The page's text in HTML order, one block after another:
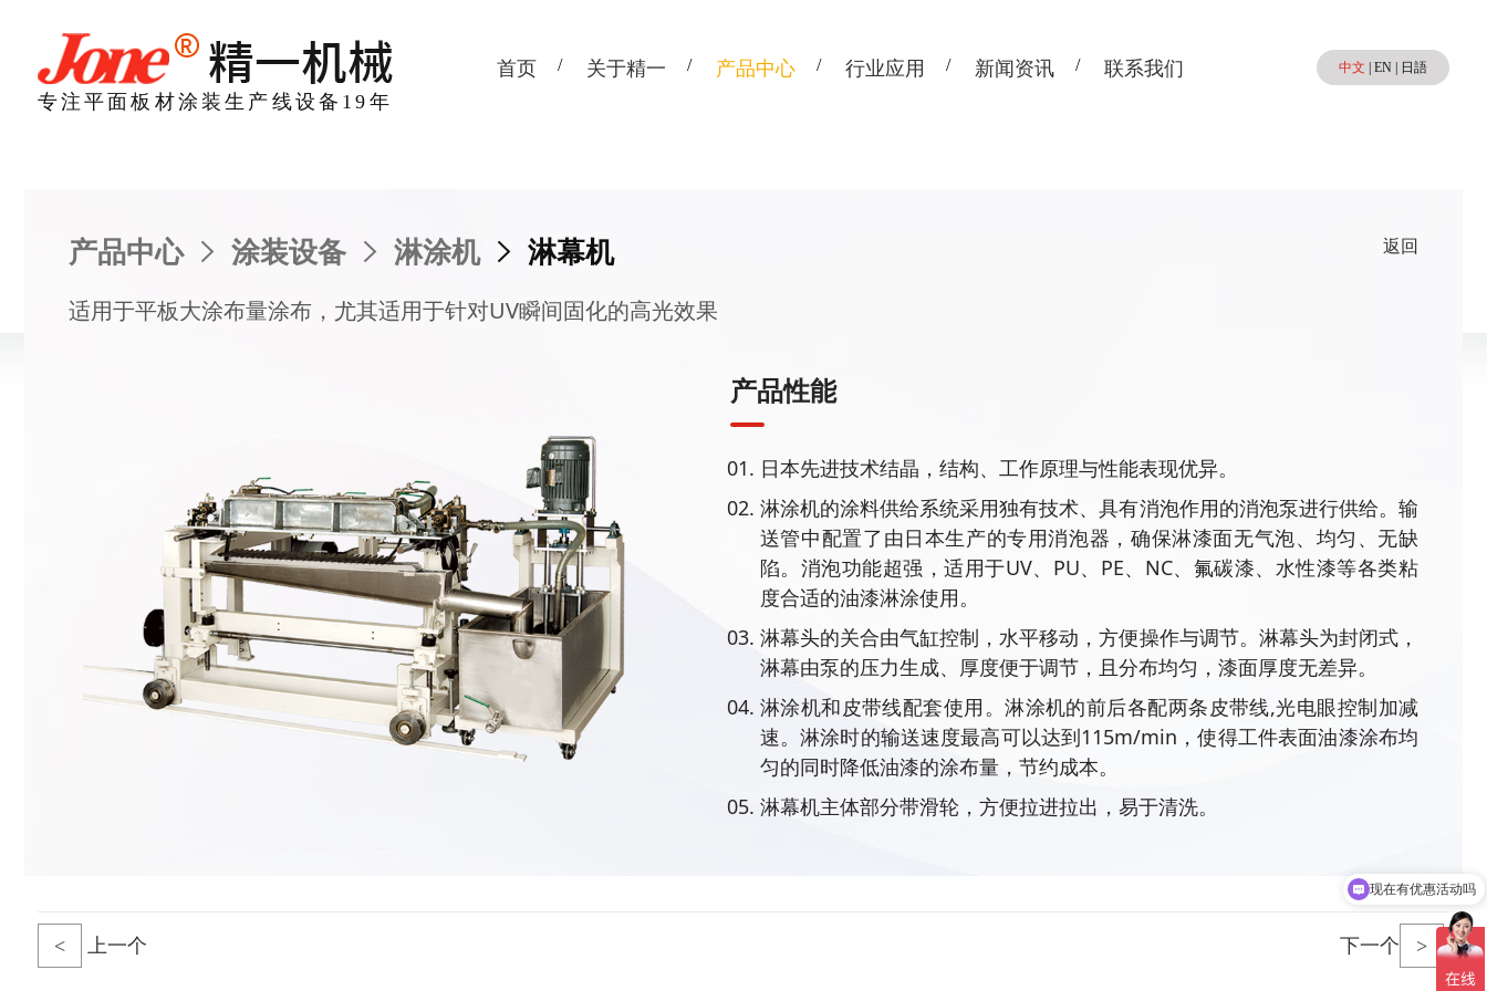
专注平面板材涂装生产线设备19年
首页 关于精一 产品中心 行业应用 新闻资讯 联系我们 中文 |EN 日語
产品中心 > 涂装设备 > 淋涂机 > 淋幕机 返回
适用于平板大涂布量涂布，尤其适用于针对UV瞬间固化的高光效果
产品性能
日本先进技术结晶，结构、工作原理与性能表现优异。
淋涂机的涂料供给系统采用独有技术、具有消泡作用的消泡泵进行供给。输
送管中配置了由日本生产的专用消泡器，确保淋漆面无气泡、均匀、无缺
陷。消泡功能超强，适用于UV、PU、PE、NC、氟碳漆、水性漆等各类粘
度合适的油漆淋涂使用。
淋幕头的关合由气缸控制，水平移动，方便操作与调节。淋幕头为封闭式，
淋幕由泵的压力生成、厚度便于调节，且分布均匀，漆面厚度无差异。
淋涂机和皮带线配套使用。淋涂机的前后各配两条皮带线,光电眼控制加减
速。淋涂时的输送速度最高可以达到115m/min，使得工件表面油漆涂布均
匀的同时降低油漆的涂布量，节约成本。
淋幕机主体部分带滑轮，方便拉进拉出，易于清洗。
< 上一个 下一个 >
可以介绍下你们的产品么
现在有优惠活动吗